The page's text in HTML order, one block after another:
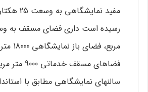
مفید
مربع،
فضاهای مسقف
سالنهای نمایشگاهی مطابق با